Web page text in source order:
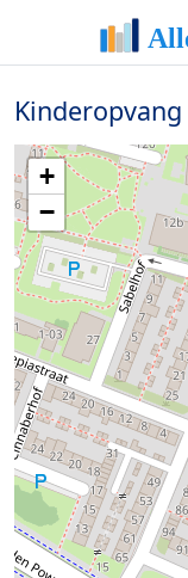
Kinderopvang
+
−